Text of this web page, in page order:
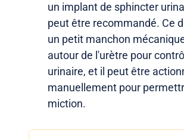
un implant de sphincter
peut être recommandé. Ce
un petit manchon
autour de l'urètre pour
urinaire, et il peut être
manuellement pour
miction.